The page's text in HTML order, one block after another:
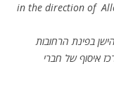
in the direction of
הרחובות
איסוף של חברי